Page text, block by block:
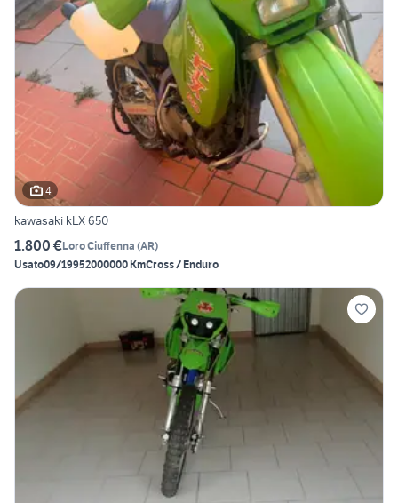
4
kawasaki kLX 650
1.800 €Loro Ciuffenna (AR)
Usato09/19952000000 KmCross / Enduro